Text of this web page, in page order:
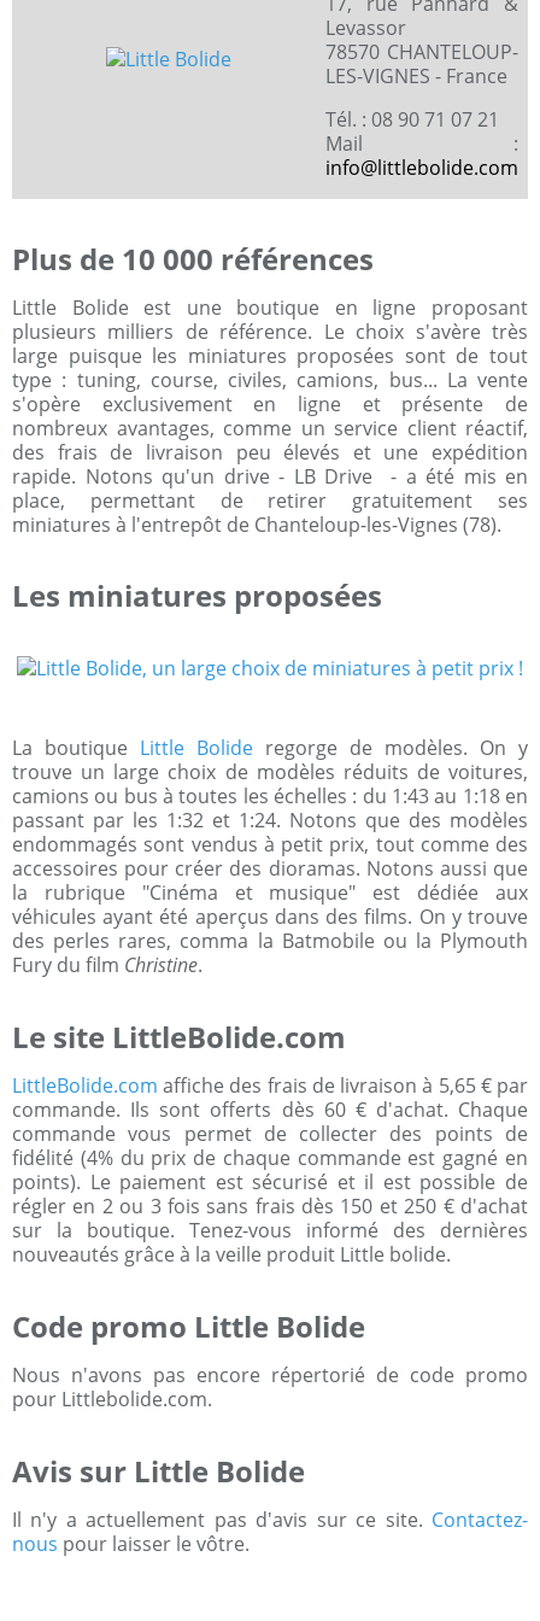
Levassor
78570 CHANTELOUP-
LES-VIGNES - France
Tél. : 08 90 71 07 21
Mail :
info@littlebolide.com
Plus de 10 000 références
Little Bolide est une boutique en ligne proposant
plusieurs milliers de référence. Le choix s'avère très
large puisque les miniatures proposées sont de tout
type : tuning, course, civiles, camions, bus... La vente
s'opère exclusivement en ligne et présente de
nombreux avantages, comme un service client réactif,
des frais de livraison peu élevés et une expédition
rapide. Notons qu'un drive - LB Drive - a été mis en
place, permettant de retirer gratuitement ses
miniatures à l'entrepôt de Chanteloup-les-Vignes (78).
Les miniatures proposées
La boutique Little Bolide regorge de modèles. On y
trouve un large choix de modèles réduits de voitures,
camions ou bus à toutes les échelles : du 1:43 au 1:18 en
passant par les 1:32 et 1:24. Notons que des modèles
endommagés sont vendus à petit prix, tout comme des
accessoires pour créer des dioramas. Notons aussi que
la rubrique "Cinéma et musique" est dédiée aux
véhicules ayant été aperçus dans des films. On y trouve
des perles rares, comma la Batmobile ou la Plymouth
Fury du film Christine.
Le site LittleBolide.com
LittleBolide.com affiche des frais de livraison à 5,65 € par
commande. Ils sont offerts dès 60 € d'achat. Chaque
commande vous permet de collecter des points de
fidélité (4% du prix de chaque commande est gagné en
points). Le paiement est sécurisé et il est possible de
régler en 2 ou 3 fois sans frais dès 150 et 250 € d'achat
sur la boutique. Tenez-vous informé des dernières
nouveautés grâce à la veille produit Little bolide.
Code promo Little Bolide
Nous n'avons pas encore répertorié de code promo
pour Littlebolide.com.
Avis sur Little Bolide
Il n'y a actuellement pas d'avis sur ce site. Contactez-
nous pour laisser le vôtre.